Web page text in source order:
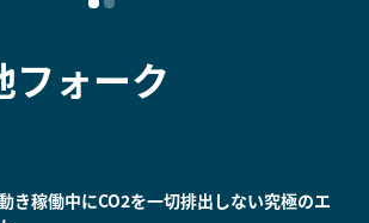
フォーク
き稼働中にCO2を一切排出しない究極のエ